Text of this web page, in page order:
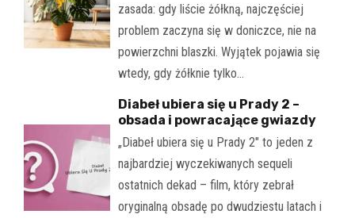
zasada: gdy liście żółkną, najczęściej
problem zaczyna się w doniczce, nie na
powierzchni blaszki. Wyjątek pojawia się
wtedy, gdy żółknie tylko…
Diabeł ubiera się u Prady 2 –
obsada i powracające gwiazdy
„Diabeł ubiera się u Prady 2" to jeden z
najbardziej wyczekiwanych sequeli
ostatnich dekad – film, który zebrał
oryginalną obsadę po dwudziestu latach i